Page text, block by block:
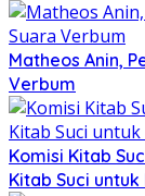
Matheos Anin,
Verbum
Komisi Kitab
Kitab Suci